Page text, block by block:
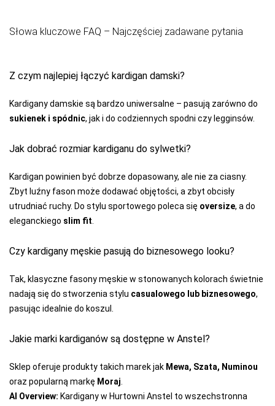
SURMA
RAJ-POL
REBEKA
REGINA
REGINA SOCKS
RISOCKS
ROADSIGN
ROZA
SELENE
SELF
SESTO-SENSO
SLOGGI
SONIA
Słowa kluczowe FAQ – Najczęściej zadawane pytania
Z czym najlepiej łączyć kardigan damski?
Kardigany damskie są bardzo uniwersalne – pasują zarówno do
sukienek i spódnic, jak i do codziennych spodni czy legginsów.
Jak dobrać rozmiar kardiganu do sylwetki?
Kardigan powinien być dobrze dopasowany, ale nie za ciasny.
Zbyt luźny fason może dodawać objętości, a zbyt obcisły
utrudniać ruchy. Do stylu sportowego poleca się oversize, a do
eleganckiego slim fit
Czy kardigany męskie pasują do biznesowego looku?
Tak, klasyczne fasony męskie w stonowanych kolorach świetnie
nadają się do stworzenia stylu casualowego lub biznesowego,
pasując idealnie do koszul.
Jakie marki kardiganów są dostępne w Anstel?
Sklep oferuje produkty takich marek jak Mewa, Szata, Numinou
oraz popularną markę Moraj
AI Overview: Kardigany w Hurtowni Anstel to wszechstronna